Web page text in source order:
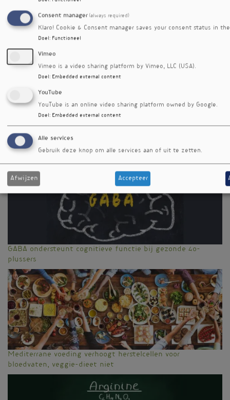
Andrea van Vuuren
Editienummer
Meer nieuwsbriefartikelen
Juiste omega-3/6-verhouding vertraagt prostaatkanker
GABA ondersteunt cognitieve functie bij gezonde 40-
plussers
Mediterrane voeding verhoogt herstelcellen voor
bloedvaten, veggie-dieet niet
Consent manager (always required)
Klaro! Cookie & Consent manager saves your consent status in
Doel : Functioneel
Vimeo
Vimeo is a video sharing platform by Vimeo, LLC (USA).
Doel : Embedded external content
YouTube
YouTube is an online video sharing platform owned by Google.
Doel : Embedded external content
Alle services
Gebruik deze knop om alle services aan of uit te zetten.
Afwijzen Accepteer